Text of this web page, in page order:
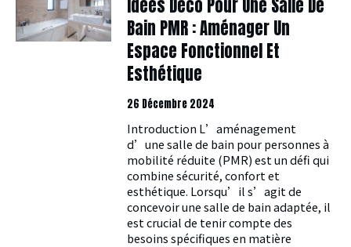
Idées Déco Pour Une Salle De
Bain PMR : Aménager Un
Espace Fonctionnel Et
Esthétique
26 Décembre 2024
Introduction L’aménagement
d’une salle de bain pour personnes à
mobilité réduite (PMR) est un défi qui
combine sécurité, confort et
esthétique. Lorsqu’il s’agit de
concevoir une salle de bain adaptée, il
est crucial de tenir compte des
besoins spécifiques en matière